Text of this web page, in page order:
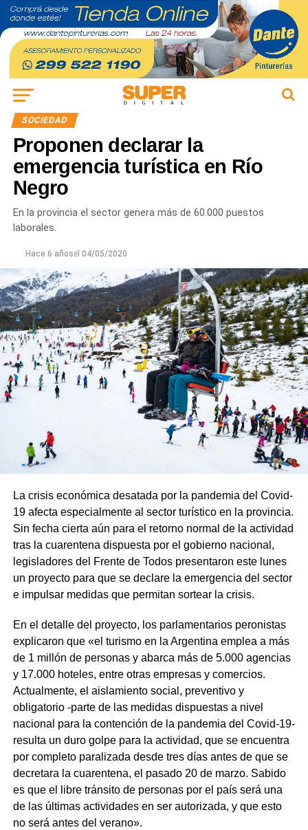
SOCIEDAD
Proponen declarar la
emergencia turística en Río
Negro
En la provincia el sector genera más de 60.000 puestos
laborales.
Hace 6 añosel 04/05/2020
La crisis económica desatada por la pandemia del Covid-
19 afecta especialmente al sector turístico en la provincia.
Sin fecha cierta aún para el retorno normal de la actividad
tras la cuarentena dispuesta por el gobierno nacional,
legisladores del Frente de Todos presentaron este lunes
un proyecto para que se declare la emergencia del sector
e impulsar medidas que permitan sortear la crisis.
En el detalle del proyecto, los parlamentarios peronistas
explicaron que «el turismo en la Argentina emplea a más
de 1 millón de personas y abarca más de 5.000 agencias
y 17.000 hoteles, entre otras empresas y comercios.
Actualmente, el aislamiento social, preventivo y
obligatorio -parte de las medidas dispuestas a nivel
nacional para la contención de la pandemia del Covid-19-
resulta un duro golpe para la actividad, que se encuentra
por completo paralizada desde tres días antes de que se
decretara la cuarentena, el pasado 20 de marzo. Sabido
es que el libre tránsito de personas por el país será una
de las últimas actividades en ser autorizada, y que esto
no será antes del verano».